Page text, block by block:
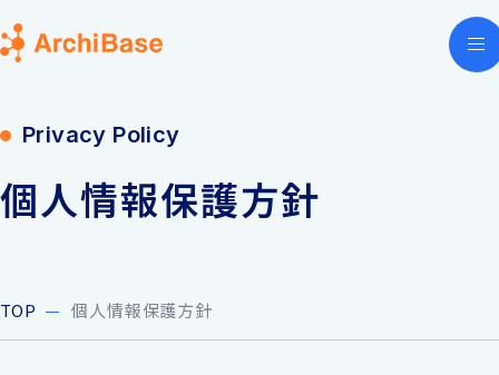
Privacy Policy
個人情報保護方針
T
T
O
O
P
P 個人情報保護方針